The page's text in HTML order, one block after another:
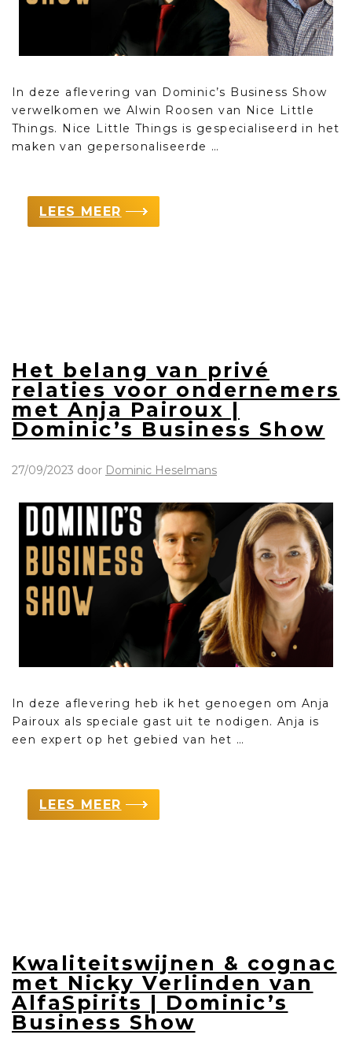
In deze aflevering van Dominic’s Business Show
verwelkomen we Alwin Roosen van Nice Little
Things. Nice Little Things is gespecialiseerd in het
maken van gepersonaliseerde …
LEES MEER
Het belang van privé
relaties voor ondernemers
met Anja Pairoux |
Dominic’s Business Show
27/09/2023 door Dominic Heselmans
In deze aflevering heb ik het genoegen om Anja
Pairoux als speciale gast uit te nodigen. Anja is
een expert op het gebied van het …
LEES MEER
Kwaliteitswijnen & cognac
met Nicky Verlinden van
AlfaSpirits | Dominic’s
Business Show